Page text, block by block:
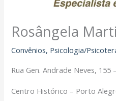
Filiação
Serviços
Convênios
Vagas/
Rosângela
Convênios, Psicologia/
Rua Gen. Andrade Neves, 155
Centro Histórico – Porto